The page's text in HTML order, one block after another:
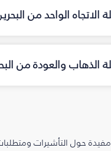
الاتجاه الواحد من
الذهاب والعودة من
حول التأشيرات